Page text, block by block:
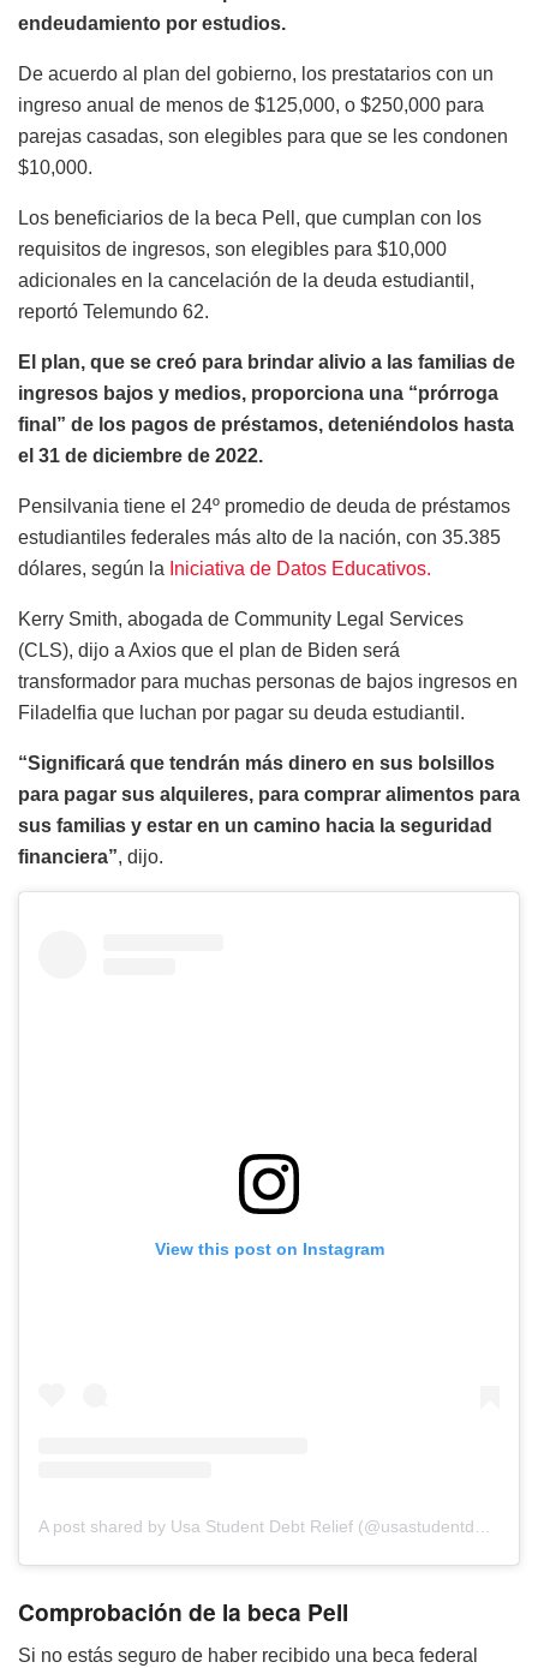
endeudamiento por estudios.
De acuerdo al plan del gobierno, los prestatarios con un
ingreso anual de menos de $125,000, o $250,000 para
parejas casadas, son elegibles para que se les condonen
$10,000.
Los beneficiarios de la beca Pell, que cumplan con los
requisitos de ingresos, son elegibles para $10,000
adicionales en la cancelación de la deuda estudiantil,
reportó Telemundo 62.
El plan, que se creó para brindar alivio a las familias de
ingresos bajos y medios, proporciona una “prórroga
final” de los pagos de préstamos, deteniéndolos hasta
el 31 de diciembre de 2022.
Pensilvania tiene el 24º promedio de deuda de préstamos
estudiantiles federales más alto de la nación, con 35.385
dólares, según la Iniciativa de Datos Educativos.
Kerry Smith, abogada de Community Legal Services
(CLS), dijo a Axios que el plan de Biden será
transformador para muchas personas de bajos ingresos en
Filadelfia que luchan por pagar su deuda estudiantil.
“Significará que tendrán más dinero en sus bolsillos
para pagar sus alquileres, para comprar alimentos para
sus familias y estar en un camino hacia la seguridad
financiera”, dijo.
View this post on Instagram
Comprobación de la beca Pell
Si no estás seguro de haber recibido una beca federal